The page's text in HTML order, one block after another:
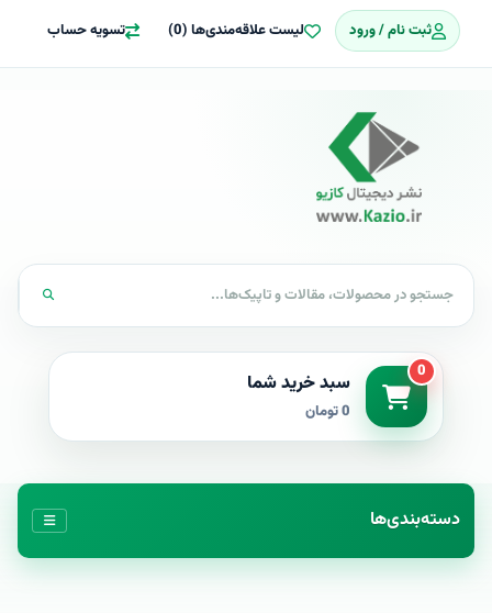
ثبت نام / ورود لیست علاقه‌مندی‌ها (0) تسویه حساب
0 سبد خرید شما
0 تومان
دسته‌بندی‌ها